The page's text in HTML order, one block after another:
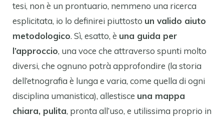
tesi, non è un prontuario, nemmeno una ricerca
esplicitata, io lo definirei piuttosto un valido aiuto
metodologico. Sì, esatto, è una guida per
l’approccio, una voce che attraverso spunti molto
diversi, che ognuno potrà approfondire (la storia
dell’etnografia è lunga e varia, come quella di ogni
disciplina umanistica), allestisce una mappa
chiara, pulita, pronta all’uso, e utilissima proprio in